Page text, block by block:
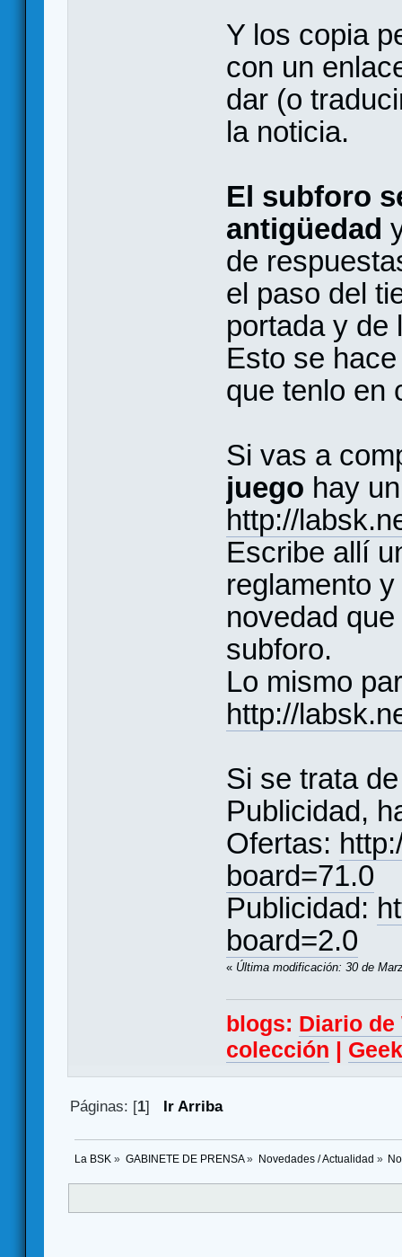
Y los copia
con un
dar (o
la noticia.
El subforo
antigüedad
de
el paso del
portada y de
Esto se
que tenlo en
Si vas a
juego hay
http://
Escribe allí
reglamento
novedad
subforo.
Lo mismo
http://
Si se trata
Publicidad,
Ofertas:
board=71.0
Publicidad:
board=2.0
« Última modificación: 30 de
blogs: Diario
colección |
Páginas: [1] Ir Arriba
La BSK » GABINETE DE PRENSA» Novedades / Actualidad »